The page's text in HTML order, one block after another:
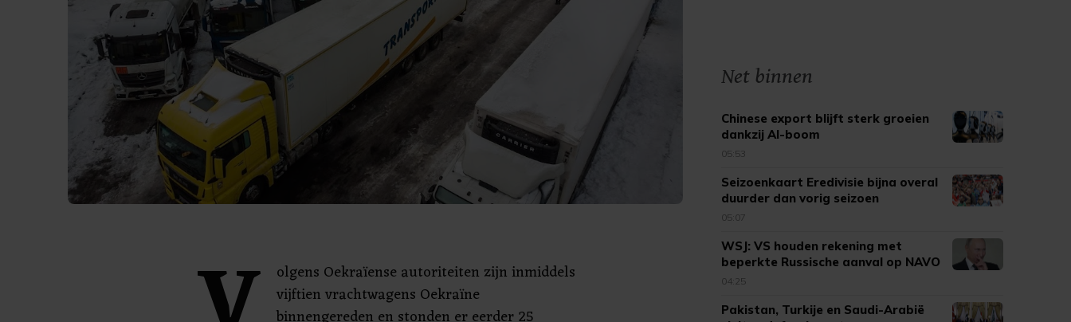
olgens Oekraïense autoriteiten zijn inmiddels
vijftien vrachtwagens Oekraïne
Net binnen
Chinese export blijft sterk groeien
dankzij AI-boom
05:53
Seizoenkaart Eredivisie bijna overal
duurder dan vorig seizoen
05:07
WSJ: VS houden rekening met
beperkte Russische aanval op NAVO
04:25
Pakistan, Turkije en Saudi-Arabië